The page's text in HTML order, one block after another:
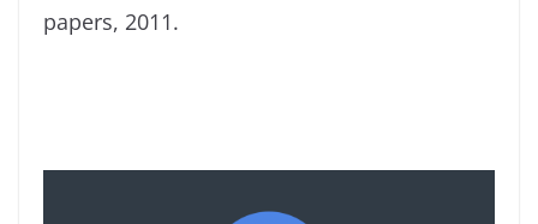
papers, 2011.